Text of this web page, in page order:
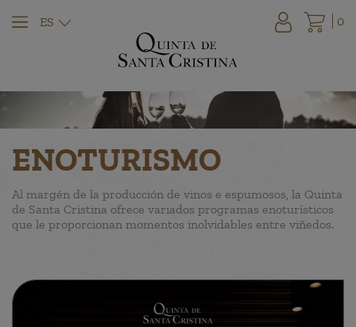
ES 0
ENOTURISMO
Al margén de la producción de vinos e espumosos, la Quinta
de Santa Cristina ofrece variados programas enoturísticos
que le proporcionan momentos inolvidables entre viñedos.